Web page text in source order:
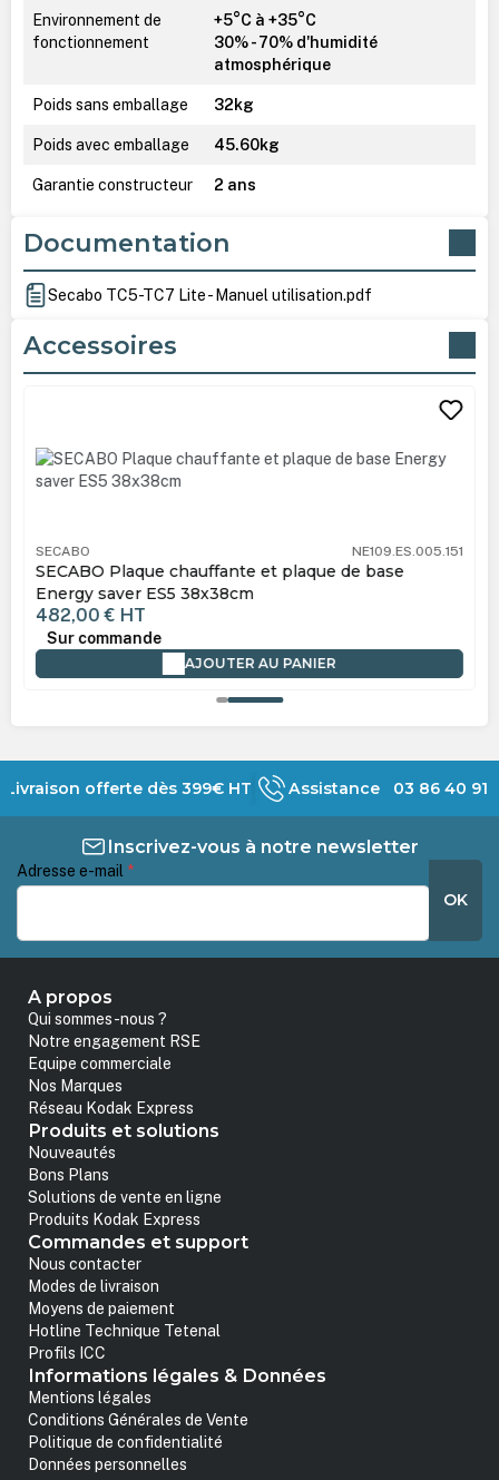
Environnement de
fonctionnement
+5°C à +35°C
30% - 70% d'humidité
atmosphérique
Poids sans emballage 32kg
Poids avec emballage 45.60kg
Garantie constructeur 2 ans
Documentation
Secabo TC5-TC7 Lite - Manuel utilisation.pdf
Accessoires
SECABO NE109.ES.005.151
SECABO Plaque chauffante et plaque de base
Energy saver ES5 38x38cm
482,00 € HT
Sur commande
AJOUTER AU PANIER
Livraison offerte dès 399€ HT Assistance 03 86 40 91
Inscrivez-vous à notre newsletter
Adresse e-mail *
OK
A propos
Qui sommes-nous ?
Notre engagement RSE
Equipe commerciale
Nos Marques
Réseau Kodak Express
Produits et solutions
Nouveautés
Bons Plans
Solutions de vente en ligne
Produits Kodak Express
Commandes et support
Nous contacter
Modes de livraison
Moyens de paiement
Hotline Technique Tetenal
Profils ICC
Informations légales & Données
Mentions légales
Conditions Générales de Vente
Politique de confidentialité
Données personnelles